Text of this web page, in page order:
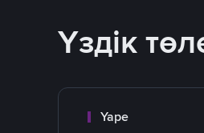
Үздік
Yape